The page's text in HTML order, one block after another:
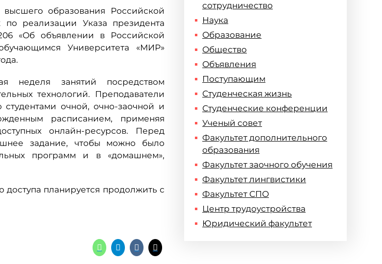
образования Российской
реализации Указа президента
«Об объявлении в Российской
Университета «МИР»
неделя занятий посредством
технологий. Преподаватели
очной, очно-заочной и
расписанием, применяя
онлайн-ресурсов. Перед
задание, чтобы можно было
программ и в «домашнем»,
планируется продолжить с
сотрудничество
Наука
Образование
Общество
Объявления
Поступающим
Студенческая жизнь
Студенческие конференции
Ученый совет
Факультет дополнительного
образования
Факультет заочного обучения
Факультет лингвистики
Факультет СПО
Центр трудоустройства
Юридический факультет